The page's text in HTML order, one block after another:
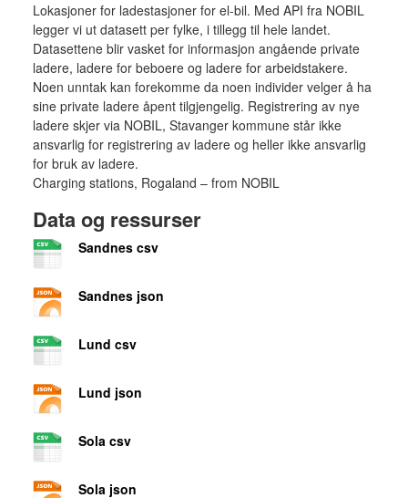
Lokasjoner for ladestasjoner for el-bil. Med API fra NOBIL
legger vi ut datasett per fylke, i tillegg til hele landet.
Datasettene blir vasket for informasjon angående private
ladere, ladere for beboere og ladere for arbeidstakere.
Noen unntak kan forekomme da noen individer velger å ha
sine private ladere åpent tilgjengelig. Registrering av nye
ladere skjer via NOBIL, Stavanger kommune står ikke
ansvarlig for registrering av ladere og heller ikke ansvarlig
for bruk av ladere.
Charging stations, Rogaland – from NOBIL
Data og ressurser
Sandnes csv
Sandnes json
Lund csv
Lund json
Sola csv
Sola json